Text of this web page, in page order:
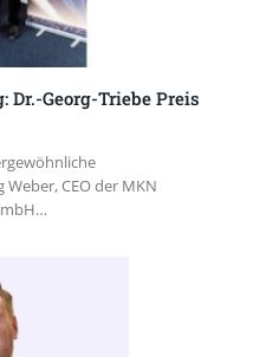
Georg-Triebe Preis
CEO der MKN